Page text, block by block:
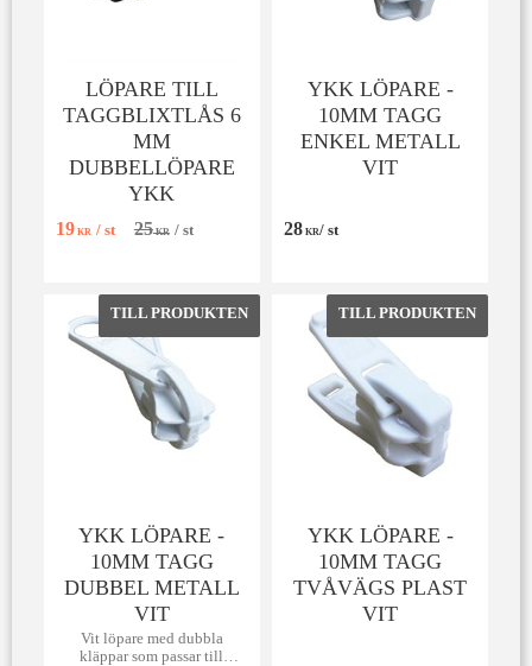
LÖPARE TILL
TAGGBLIXTLÅS 6
MM
DUBBELLÖPARE
YKK
19KR / st 25KR / st
YKK LÖPARE -
10MM TAGG
ENKEL METALL
VIT
28 KR/ st
YKK LÖPARE -
10MM TAGG
DUBBEL METALL
VIT
Vit löpare med dubbla
kläppar som passar till
Lägg till i favoriter
YKK LÖPARE -
10MM TAGG
TVÅVÄGS PLAST
VIT
Lägg till